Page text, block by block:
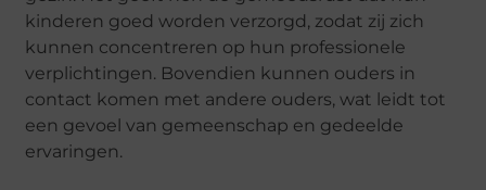
kinderen goed worden verzorgd, zodat zij zich
kunnen concentreren op hun professionele
verplichtingen. Bovendien kunnen ouders in
contact komen met andere ouders, wat leidt tot
een gevoel van gemeenschap en gedeelde
ervaringen.